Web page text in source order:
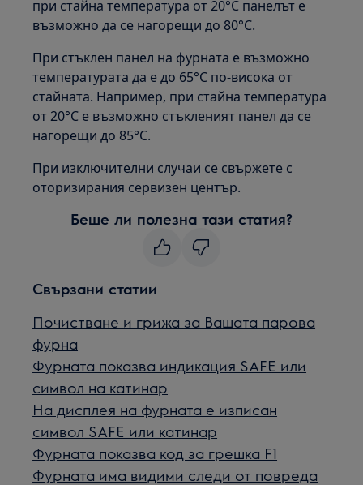
при стайна температура от 20°C панелът е
възможно да се нагорещи до 80°C.
При стъклен панел на фурната е възможно
температурата да е до 65°C по-висока от
стайната. Например, при стайна температура
от 20°C е възможно стъкленият панел да се
нагорещи до 85°C.
При изключителни случаи се свържете с
оторизирания сервизен център.
Беше ли полезна тази статия?
Свързани статии
Почистване и грижа за Вашата парова
фурна
Фурната показва индикация SAFE или
символ на катинар
На дисплея на фурната е изписан
символ SAFE или катинар
Фурната показва код за грешка F1
Фурната има видими следи от повреда